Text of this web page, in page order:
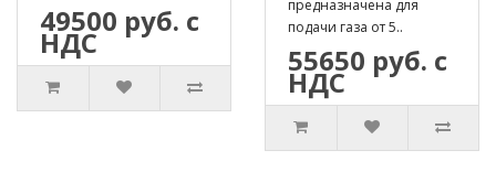
49500 руб. с
НДС
предназначена для
подачи газа от 5..
55650 руб. с
НДС